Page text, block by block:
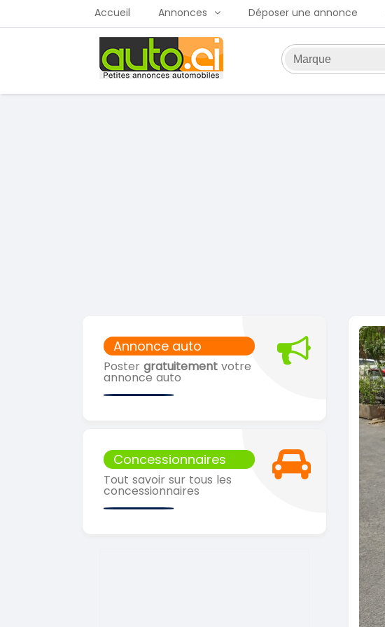
Accueil Annonces Déposer une annonce
Annonce auto
Poster gratuitement votre
annonce auto
Concessionnaires
Tout savoir sur tous les
concessionnaires